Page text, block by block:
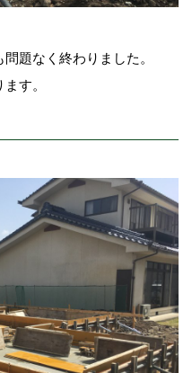
題なく終わりました。
す。